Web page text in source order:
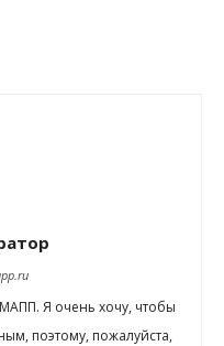
Я очень хочу, чтобы
поэтому, пожалуйста,